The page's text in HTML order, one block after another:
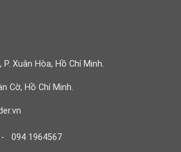
Xuân Hòa, Hồ Chí Minh.
Cờ, Hồ Chí Minh.
094 1964567